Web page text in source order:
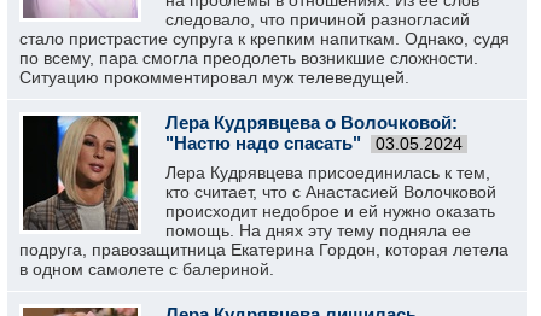
следовало, что причиной разногласий
стало пристрастие супруга к крепким напиткам. Однако, судя
по всему, пара смогла преодолеть возникшие сложности.
Ситуацию прокомментировал муж телеведущей.
Лера Кудрявцева о Волочковой:
"Настю надо спасать"
03.05.2024
Лера Кудрявцева присоединилась к тем,
кто считает, что с Анастасией Волочковой
происходит недоброе и ей нужно оказать
помощь. На днях эту тему подняла ее
подруга, правозащитница Екатерина Гордон, которая летела
в одном самолете с балериной.